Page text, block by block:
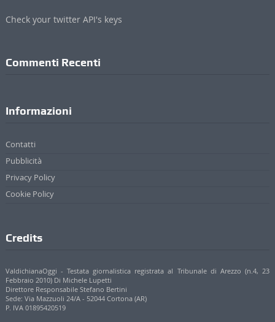
Check your twitter API's keys
Commenti Recenti
Informazioni
Contatti
Pubblicità
Privacy Policy
Cookie Policy
Credits
ValdichianaOggi - Testata giornalistica registrata al Tribunale di Arezzo (n.4, 23
Febbraio 2010) Di Michele Lupetti
Direttore Responsabile Stefano Bertini
Sede: Via Mazzuoli 24/A - 52044 Cortona (AR)
P. IVA 01895420519